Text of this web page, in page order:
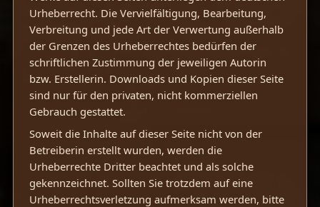
Urheberrecht. Die Vervielfältigung, Bearbeitung,
Verbreitung und jede Art der Verwertung außerhalb
der Grenzen des Urheberrechtes bedürfen der
schriftlichen Zustimmung der jeweiligen Autorin
bzw. Erstellerin. Downloads und Kopien dieser Seite
sind nur für den privaten, nicht kommerziellen
Gebrauch gestattet.
Soweit die Inhalte auf dieser Seite nicht von der
Betreiberin erstellt wurden, werden die
Urheberrechte Dritter beachtet und als solche
gekennzeichnet. Sollten Sie trotzdem auf eine
Urheberrechtsverletzung aufmerksam werden, bitte